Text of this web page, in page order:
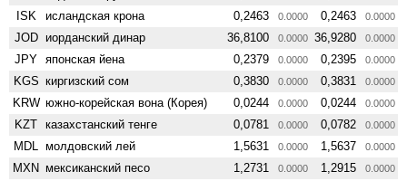
ISK исландская крона 0,2463 0.0000 0,2463 0.0000
JOD иорданский динар 36,8100 0.0000 36,9280 0.0000
JPY японская йена 0,2379 0.0000 0,2395 0.0000
KGS киргизский сом 0,3830 0.0000 0,3831 0.0000
KRW южно-корейская вона (Корея) 0,0244 0.0000 0,0244 0.0000
KZT казахстанский тенге 0,0781 0.0000 0,0782 0.0000
MDL молдовский лей 1,5631 0.0000 1,5637 0.0000
MXN мексиканский песо 1,2731 0.0000 1,2915 0.0000